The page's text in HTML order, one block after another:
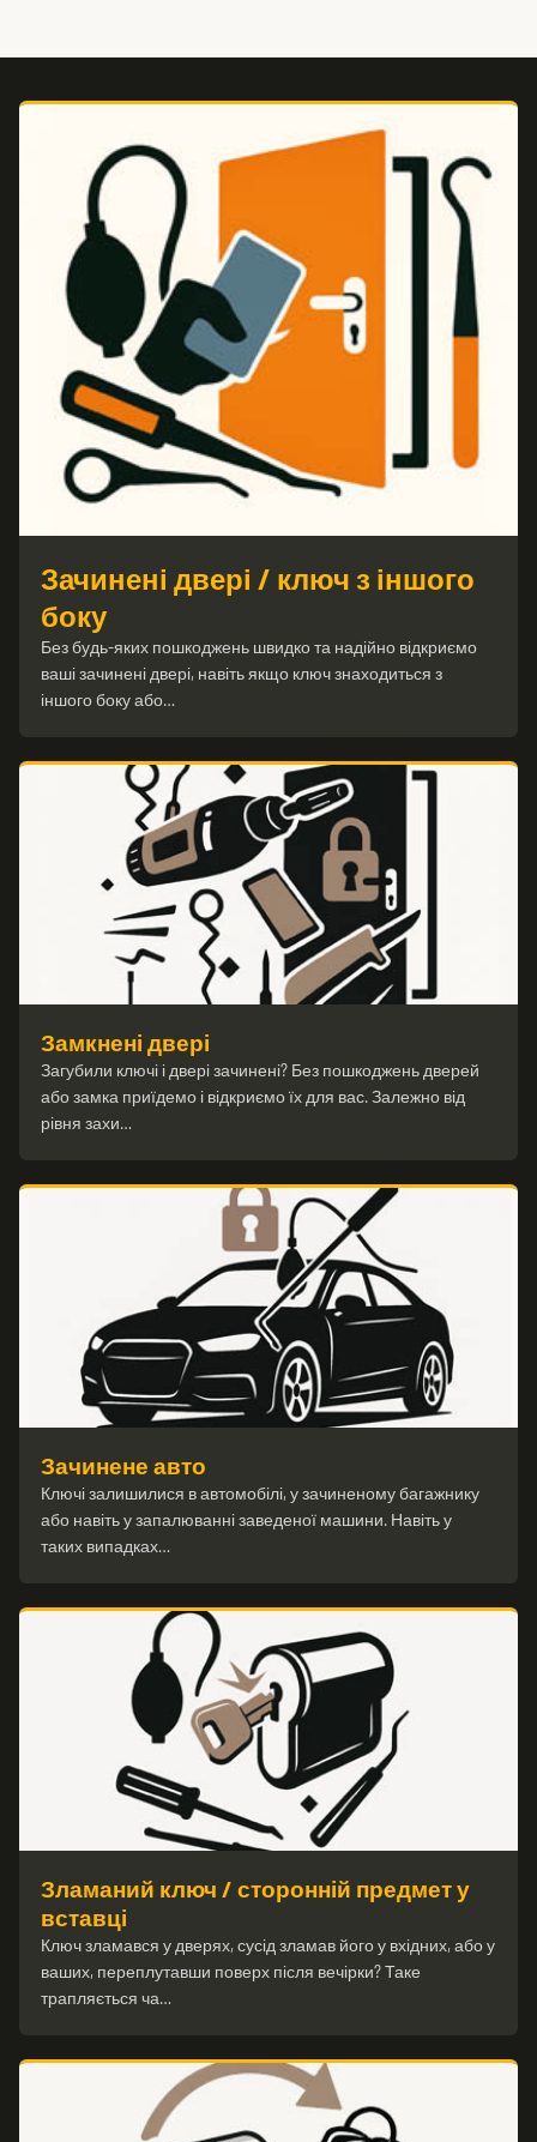
Зачинені двері / ключ з іншого
боку
Без будь-яких пошкоджень швидко та надійно відкриємо
ваші зачинені двері, навіть якщо ключ знаходиться з
іншого боку або…
Замкнені двері
Загубили ключі і двері зачинені? Без пошкоджень дверей
або замка приїдемо і відкриємо їх для вас. Залежно від
рівня захи…
Зачинене авто
Ключі залишилися в автомобілі, у зачиненому багажнику
або навіть у запалюванні заведеної машини. Навіть у
таких випадках…
Зламаний ключ / сторонній предмет у
вставці
Ключ зламався у дверях, сусід зламав його у вхідних, або у
ваших, переплутавши поверх після вечірки? Таке
трапляється ча…